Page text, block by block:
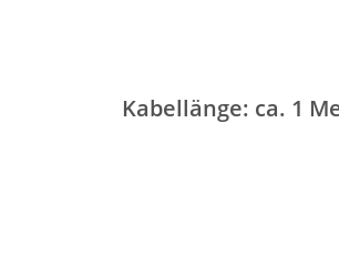
Kabellänge: ca. 1